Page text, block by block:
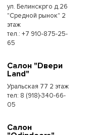
ул. Белинскрго д.26
"Средной рынок" 2
этаж
тел.: +7 910-875-25-
65
Салон "Dвери
Land"
Уральская 77 2 этаж
тел: 8 (918)-340-66-
05
Салон